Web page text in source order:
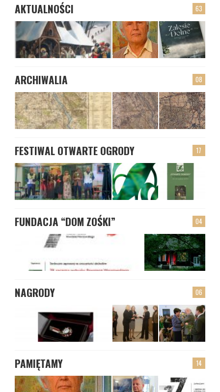
63
AKTUALNOŚCI
08
ARCHIWALIA
17
FESTIWAL OTWARTE OGRODY
04
FUNDACJA “DOM ZOŚKI”
06
NAGRODY
14
PAMIĘTAMY